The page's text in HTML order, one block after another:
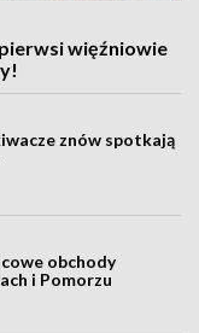
więźniowie
znów spotkają
obchody
i Pomorzu